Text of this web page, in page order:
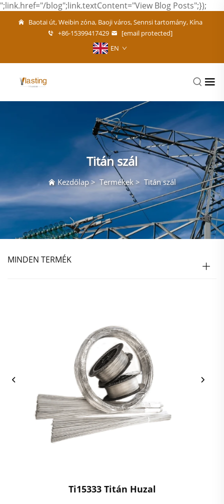
";link.href="/blog";link.textContent="View Blog Posts";});
Baotai út, Weibin zóna, Baoji város, Sennsi tartomány, Kína
+86-15399417429
[email protected]
EN
Titán szál
Kezdőlap>Termékek > Titán szál
MINDEN TERMÉK
Ti15333 Titán Huzal